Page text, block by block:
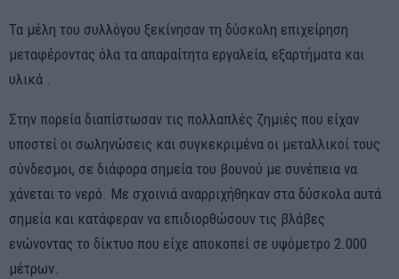
Τα μέλη του συλλόγου ξεκίνησαν τη δύσκολη επιχείρηση
μεταφέροντας όλα τα απαραίτητα εργαλεία, εξαρτήματα και
υλικά .
Στην πορεία διαπίστωσαν τις πολλαπλές ζημιές που είχαν
υποστεί οι σωληνώσεις και συγκεκριμένα οι μεταλλικοί τους
σύνδεσμοι, σε διάφορα σημεία του βουνού με συνέπεια να
χάνεται το νερό. Με σχοινιά αναρριχήθηκαν στα δύσκολα αυτά
σημεία και κατάφεραν να επιδιορθώσουν τις βλάβες
ενώνοντας το δίκτυο που είχε αποκοπεί σε υψόμετρο 2.000
μέτρων.